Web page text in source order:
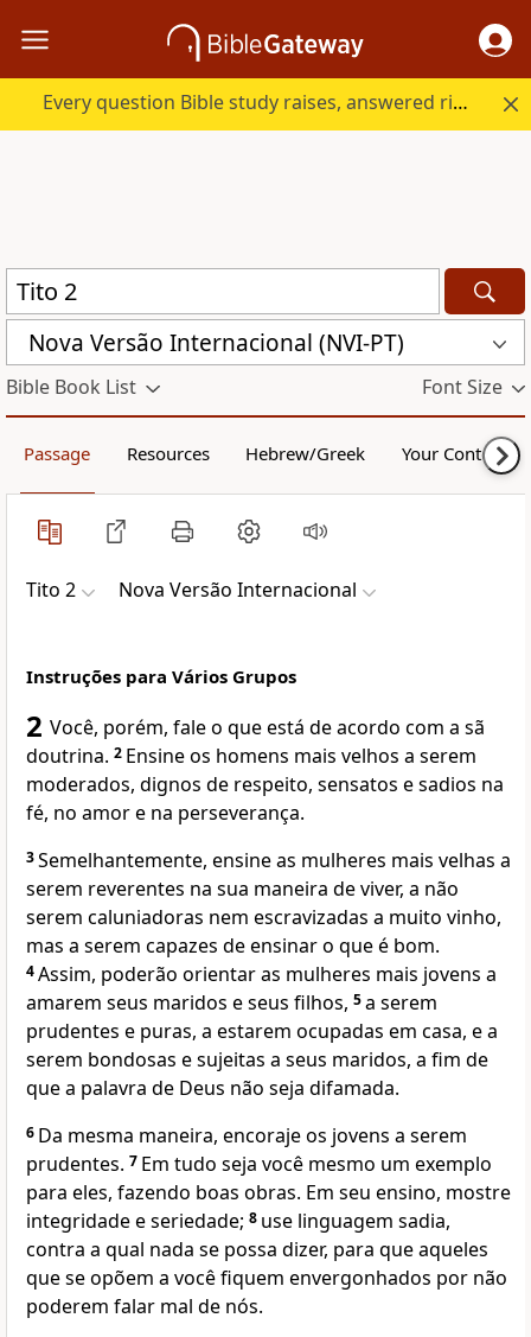
Every question Bible study raises, answered right here.
Nova Versão Internacional (NVI-PT)
Bible Book List Font Size
Passage Resources Hebrew/Greek Your Content
Tito 2 Nova Versão Internacional
Instruções para Vários Grupos
2 Você, porém, fale o que está de acordo com a sã
doutrina. 2 Ensine os homens mais velhos a serem
moderados, dignos de respeito, sensatos e sadios na
fé, no amor e na perseverança.
3Semelhantemente, ensine as mulheres mais velhas a
serem reverentes na sua maneira de viver, a não
serem caluniadoras nem escravizadas a muito vinho,
mas a serem capazes de ensinar o que é bom.
4Assim, poderão orientar as mulheres mais jovens a
amarem seus maridos e seus filhos, 5a serem
prudentes e puras, a estarem ocupadas em casa, e a
serem bondosas e sujeitas a seus maridos, a fim de
que a palavra de Deus não seja difamada.
6 Da mesma maneira, encoraje os jovens a serem
prudentes. 7 Em tudo seja você mesmo um exemplo
para eles, fazendo boas obras. Em seu ensino, mostre
integridade e seriedade; 8 use linguagem sadia,
contra a qual nada se possa dizer, para que aqueles
que se opõem a você fiquem envergonhados por não
poderem falar mal de nós.